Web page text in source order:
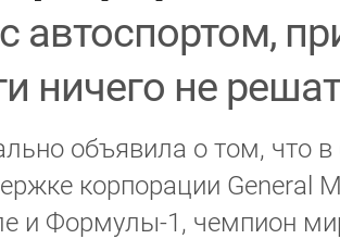
ничего не решат
объявила о том, что
корпорации General
и Формулы-1, чемпион